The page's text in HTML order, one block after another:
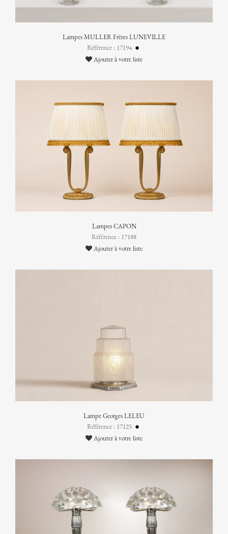
Lampes MULLER Frères LUNEVILLE
Référence : 17194
Ajouter à votre liste
Lampes CAPON
Référence : 17188
Ajouter à votre liste
Lampe Georges LELEU
Référence : 17125
Ajouter à votre liste